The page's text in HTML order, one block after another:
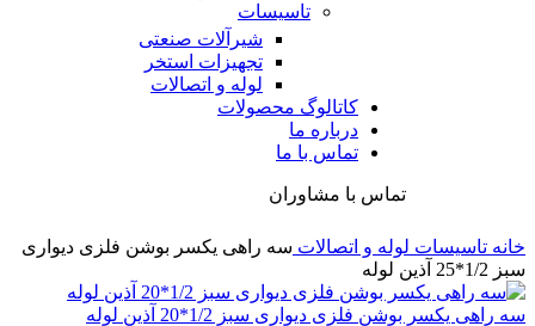
تاسیسات
شیرآلات صنعتی
تجهیزات استخر
لوله و اتصالات
کاتالوگ محصولات
درباره ما
تماس با ما
تماس با مشاوران
خانه تاسیسات لوله و اتصالات سه راهی یکسر بوشن فلزی دیواری
سبز 1/2*25 آذین لوله
سه راهی یکسر بوشن فلزی دیواری سبز 1/2*20 آذین لوله